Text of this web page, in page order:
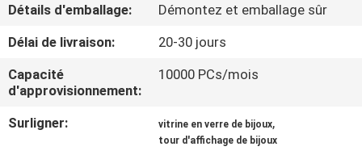
CONTRÔLE
DE
QUALITÉ
Détails d'emballage:
Démontez et emballage sûr
Délai de livraison:
20-30 jours
Capacité
d'approvisionnement:
10000 PCs/mois
Surligner: vitrine en verre de bijoux,
tour d'affichage de bijoux